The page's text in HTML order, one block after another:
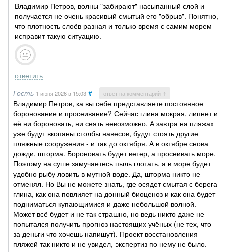
Владимир Петров, волны "забирают" насыпанный слой и
получается не очень красивый смытый его "обрыв". Понятно,
что плотность слоёв разная и только время с самим морем
исправит такую ситуацию.
ответить
Гость 1 июня 2026в 15:03 # ответ на комментарий ↑
Владимир Петров, ка вы себе представляете постоянное
боронование и просеивание? Сейчас глина мокрая, липнет и
её ни бороновать, ни сеять невозможно. А завтра на пляжах
уже будут вкопаны столбы навесов, будут стоять другие
пляжные сооружения - и так до октября. А в октябре снова
дожди, шторма. Бороновать будет ветер, а просеивать море.
Поэтому на суше замучаетесь пыль глотать, а в море будет
удобно рыбу ловить в мутной воде. Да, шторма никто не
отменял. Но Вы не можете знать, где осядет смытая с берега
глина, как она повлияет на донный биоценоз и как она будет
подниматься купающимися и даже небольшой волной.
Может всё будет и не так страшно, но ведь никто даже не
попытался получить прогноз настоящих учёных (не тех, что
за деньги что хочешь напишут). Проект восстановления
пляжей так никто и не увидел, экспертиз по нему не было.